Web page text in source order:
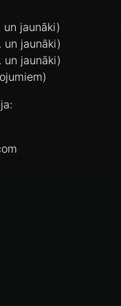
un jaunāki)
un jaunāki)
un jaunāki)